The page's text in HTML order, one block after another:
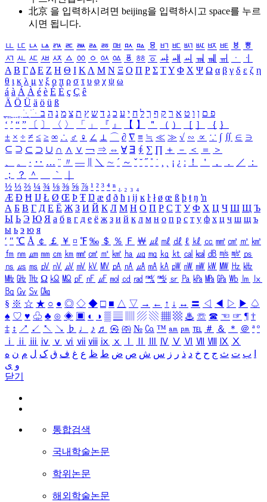
北京 을 입력하시려면 beijing을 입력하시고 space를 누르
시면 됩니다.
ㅥ ㅦ ㅧ ㅨ ㅩ ㅪ ㅫ ㅬ ㅭ ㅮ ㅯ ㅰ ㅱ ㅲ ㅳ ㅴ ㅵ ㅶ ㅷ ㅸ
ㅹ
ㅺ ㅻ ㅼ ㅽ ㅾ ㅿ ㆀ ㆁ ㆂ ㆃ ㆄ ㆅ ㆆ ㆇ ㆈ ㆉ ㆊ ㆋ ㆌ ㆍ
ㆎ
Α Β ΓΔ Ε Ζ Η Θ Ι ΚΛ Μ Ν Ξ Ο Π Ρ Σ ΤΥ Φ Χ Ψ Ω α β γ δ ε ζ η
θ ι κ λ μ ν ξ ο π ρ σ τ υ φ χ ψ ω
á à Á À é è É È ç Ç ê
Ä Ö Ü ä ö ü ß
ִֶֹ ֻּ ׁׂ פ ם ן ו ט א ר ק ף ך ל ח י ע כ ג ד ש ץ ת צ מ נ ה ב
‘ ’ “ ” 〔 〕 〈 〉 「 」 『 』 【 】 ＂ （ ） ［ ］ ｛ ｝
± × ÷ ≠ ≤ ≥ ∞ ∴ ♂ ♀ ∠ ⊥ ⌒ ∂ ∇ ≡ ≒ ≪ ≫ √ ∽ ∝ ∵ ∫ ∬ ∈ ∋
⊆ ⊇ ⊂ ⊃ ∪ ∩ ∧ ∨ ￢ ⇒ ⇔ ∀ ∃ ∮ ∑ ∏ ＋ － ＜ ＝
＞
、
。 · ‥ … ¨ 〃 ― ＼ ∼ ´ ～ ˇ ˘ ˝ ˚ ˙ ¸ ¡ ¿ ː ！ ＇ ， ． ／
：
；
？ ＾ ｀
½ ⅓ ⅔ ¼ ¾ ⅛ ⅜ ⅝ ⅞ ¹ ² ³ ⁴ ⁿ ₁ ₂ ₃ ₄
Æ Ð Ħ Ĳ Ł Ø Œ Þ Ŧ Ŋ æ đ ð ħ ı ĳ ĸ ŀ ł ø œ ß þ ŧ ŋ ŉ
А Б В Г Д Е Ё Ж З И Й К Л М Н О П Р С Т У Ф Х Ц Ч Ш Щ Ъ
Ы Ь Э Ю Я а б в г д е ё ж з и й к л м н о п р с т у ф х ц ч ш щ ъ
ы ь э ю я
′ ″ ℃ Å ￠ ￡ ￥ ¤ ℉ ‰ ＄ ％ Ｆ ￦ ㎕ ㎖ ㎗ ℓ ㎘ ㏄ ㎣ ㎤ ㎥ ㎦
㎙ ㎚ ㎛ ㎜ ㎝ ㎞ ㎟ ㎠ ㎡ ㎢ ㏊ ㎍ ㎎ ㎏ ㏏ ㎈ ㎉ ㏈ ㎧ ㎨ ㎰
㎱ ㎲ ㎳ ㎴ ㎵ ㎶ ㎷ ㎸ ㎹ ㎀ ㎁ ㎂ ㎃ ㎄ ㎺ ㎻ ㎽ ㎾ ㎿ ㎐ ㎑
㎒ ㎓ ㎔ Ω ㏀ ㏁ ㎊ ㎋ ㎌ ㏖ ㏅ ㎭ ㎮ ㎯ ㏛ ㎩ ㎪ ㎫ ㎬ ㏝ ㏐
㏓
㏃ ㏉ ㏜ ㏆
§ ※ ☆ ★ ○ ● ◎ ◇ ◆ □ ■ △ ▽ → ← ↑ ↓ ↔ 〓 ◁ ◀ ▷ ▶ ♤
♠ ♡ ♥ ♧ ♣ ⊙ ◈ ▣ ◐ ◑ ▒ ▤ ▨ ▧ ▦ ▩ ♨ ☏ ☎ ☜ ☞ ¶ †
‡ ↕ ↗ ↙ ↖ ↘ ♭ ♩ ♪ ♬ ㉿ ㈜ № ㏇ ™ ㏂ ㏘ ℡ ＃ ＆ ＊ ＠ ª º
ⅰ
ⅱ ⅲ ⅳ ⅴ ⅵ ⅶ ⅷ ⅸ ⅹ Ⅳ Ⅴ Ⅵ Ⅶ Ⅷ Ⅸ Ⅹ
ب ت ث ج ح خ د ذ ر ز س ش ص ض ط ظ ع غ ف ق ک ل م ن ه
و ی
닫기
통합검색
국내학술논문
학위논문
해외학술논문